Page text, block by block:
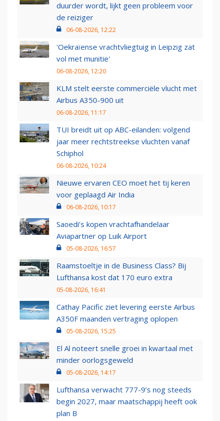
duurder wordt, lijkt geen probleem voor
de reiziger
06-08-2026, 12:22
'Oekraïense vrachtvliegtuig in Leipzig zat
vol met munitie'
06-08-2026, 12:20
KLM stelt eerste commerciële vlucht met
Airbus A350-900 uit
06-08-2026, 11:17
TUI breidt uit op ABC-eilanden: volgend
jaar meer rechtstreekse vluchten vanaf
Schiphol
06-08-2026, 10:24
Nieuwe ervaren CEO moet het tij keren
voor geplaagd Air India
06-08-2026, 10:17
Saoedi’s kopen vrachtafhandelaar
Aviapartner op Luik Airport
05-08-2026, 16:57
Raamstoeltje in de Business Class? Bij
Lufthansa kost dat 170 euro extra
05-08-2026, 16:41
Cathay Pacific ziet levering eerste Airbus
A350F maanden vertraging oplopen
05-08-2026, 15:25
El Al noteert snelle groei in kwartaal met
minder oorlogsgeweld
05-08-2026, 14:17
Lufthansa verwacht 777-9’s nog steeds
begin 2027, maar maatschappij heeft ook
plan B